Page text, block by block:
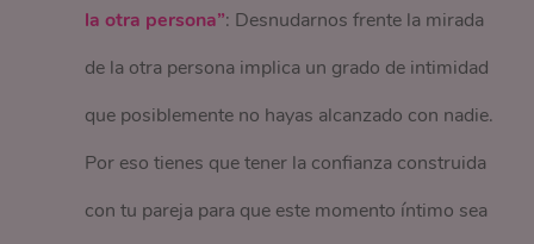
la otra persona”: Desnudarnos frente la mirada
de la otra persona implica un grado de intimidad
que posiblemente no hayas alcanzado con nadie.
Por eso tienes que tener la confianza construida
con tu pareja para que este momento íntimo sea